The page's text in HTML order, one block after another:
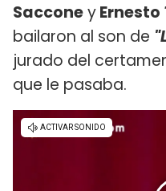
SacconeyErnesto
bailaron al son de
jurado del
que le pasaba.